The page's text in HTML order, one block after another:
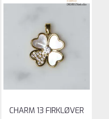
CHARM 13 FIRKLØVER